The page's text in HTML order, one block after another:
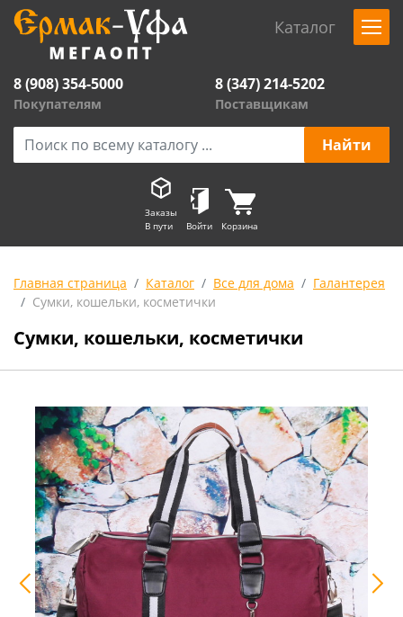
Каталог
8 (908) 354-5000
Покупателям
8 (347) 214-5202
Поставщикам
Заказы
В пути
Войти Корзина
Главная страница Каталог Все для дома
Галантерея
Сумки, кошельки, косметички
Сумки, кошельки, косметички